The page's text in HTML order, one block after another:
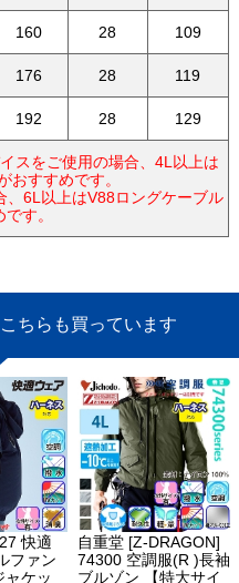
160 28 109
176 28 119
192 28 129
スをご使用の場合、4L以上は
おすすめです。
、6L以上はV88ロングケーブル
す。
ちらも買っています
快適
ファン
ャケッ
自重堂 [Z-DRAGON]
74300 空調服(R )長袖
ブルゾン 【特大サイ